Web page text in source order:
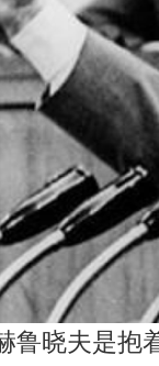
鲁晓夫是抱